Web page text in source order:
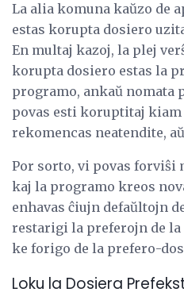
La alia komuna kaŭzo de
estas korupta dosiero
En multaj kazoj, la plej
korupta dosiero estas la
programo, ankaŭ nomata
povas esti koruptitaj kiam
rekomencas neatendite,
Por sorto, vi povas forviŝi
kaj la programo kreos
enhavas ĉiujn defaŭltojn
restarigi la preferojn de la
ke forigo de la prefero-
Loku la Dosiera